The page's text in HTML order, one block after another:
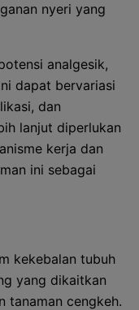
nyeri yang
analgesik,
dapat bervariasi
dan
lanjut diperlukan
kerja dan
ini sebagai
kekebalan tubuh
yang dikaitkan
tanaman cengkeh.